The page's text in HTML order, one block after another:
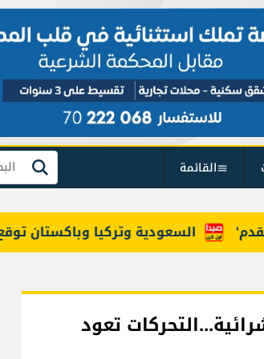
القائمة بحث
السعودية وتركيا وباكستان توقع
تعود